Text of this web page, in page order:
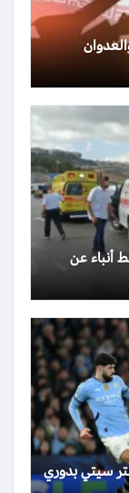
أنباء عن
سيتي بدوري